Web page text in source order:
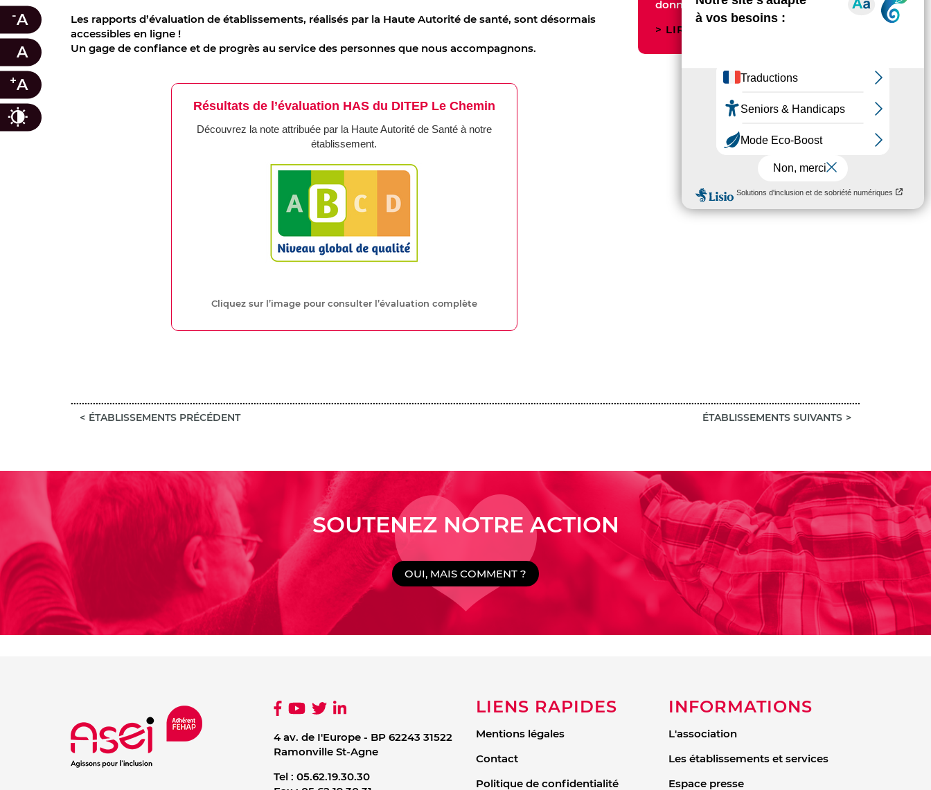
-A
A
+A
Contraste
Les rapports d’évaluation de établissements, réalisés par la Haute Autorité de santé, sont désormais
accessibles en ligne !
Un gage de confiance et de progrès au service des personnes que nous accompagnons.
Résultats de l’évaluation HAS du DITEP Le Chemin
Découvrez la note attribuée par la Haute Autorité de Santé à notre
établissement.
Cliquez sur l’image pour consulter l’évaluation complète
donner du sens…
LIRE LA SUITE
ÉTABLISSEMENTS PRÉCÉDENT ÉTABLISSEMENTS SUIVANTS
SOUTENEZ NOTRE ACTION
OUI, MAIS COMMENT ?
4 av. de I'Europe - BP 62243 31522
Ramonville St-Agne
Tel : 05.62.19.30.30
LIENS RAPIDES
Mentions légales
Contact
Politique de confidentialité
INFORMATIONS
L'association
Les établissements et services
Espace presse